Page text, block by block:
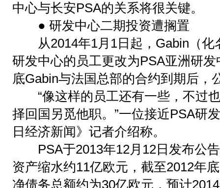
中心与长安PSA的关系将很关键。
● 研发中心二期投资遭搁置
从2014年1月1日起，Gabin（化
研发中心的员工更改为PSA亚洲研
底Gabin与法国总部的合约到期后，
“像这样的员工还有一些，不过
择回国另觅他职。”一位接近PSA研
日经济新闻》记者介绍称。
PSA于2013年12月12日发布公告
资产缩水约11亿欧元，截至2012年
净债务总额约为30亿欧元，预计